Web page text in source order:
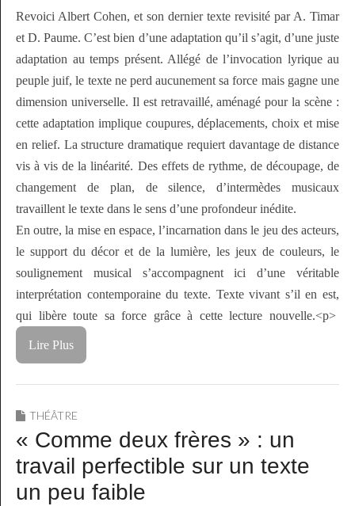
Revoici Albert Cohen, et son dernier texte revisité par A. Timar
et D. Paume. C’est bien d’une adaptation qu’il s’agit, d’une juste
adaptation au temps présent. Allégé de l’invocation lyrique au
peuple juif, le texte ne perd aucunement sa force mais gagne une
dimension universelle. Il est retravaillé, aménagé pour la scène :
cette adaptation implique coupures, déplacements, choix et mise
en relief. La structure dramatique requiert davantage de distance
vis à vis de la linéarité. Des effets de rythme, de découpage, de
changement de plan, de silence, d’intermèdes musicaux
travaillent le texte dans le sens d’une profondeur inédite.
En outre, la mise en espace, l’incarnation dans le jeu des acteurs,
le support du décor et de la lumière, les jeux de couleurs, le
soulignement musical s’accompagnent ici d’une véritable
interprétation contemporaine du texte. Texte vivant s’il en est,
qui libère toute sa force grâce à cette lecture nouvelle.<p>
Lire Plus
THÉÂTRE
« Comme deux frères » : un
travail perfectible sur un texte
un peu faible